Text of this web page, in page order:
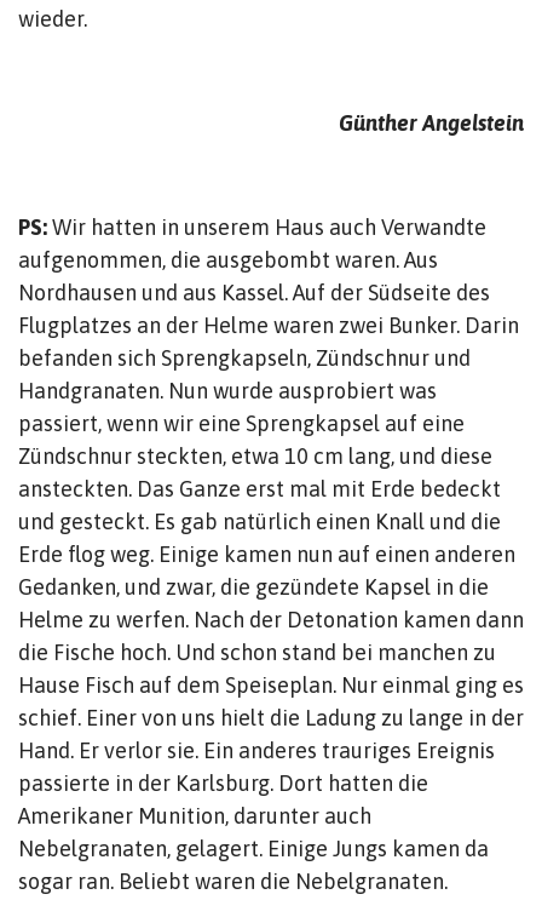
wieder.
Günther Angelstein
PS:Wir hatten in unserem Haus auch Verwandte
aufgenommen, die ausgebombt waren. Aus
Nordhausen und aus Kassel. Auf der Südseite des
Flugplatzes an der Helme waren zwei Bunker. Darin
befanden sich Sprengkapseln, Zündschnur und
Handgranaten. Nun wurde ausprobiert was
passiert, wenn wir eine Sprengkapsel auf eine
Zündschnur steckten, etwa 10 cm lang, und diese
ansteckten. Das Ganze erst mal mit Erde bedeckt
und gesteckt. Es gab natürlich einen Knall und die
Erde flog weg. Einige kamen nun auf einen anderen
Gedanken, und zwar, die gezündete Kapsel in die
Helme zu werfen. Nach der Detonation kamen dann
die Fische hoch. Und schon stand bei manchen zu
Hause Fisch auf dem Speiseplan. Nur einmal ging es
schief. Einer von uns hielt die Ladung zu lange in der
Hand. Er verlor sie. Ein anderes trauriges Ereignis
passierte in der Karlsburg. Dort hatten die
Amerikaner Munition, darunter auch
Nebelgranaten, gelagert. Einige Jungs kamen da
sogar ran. Beliebt waren die Nebelgranaten.